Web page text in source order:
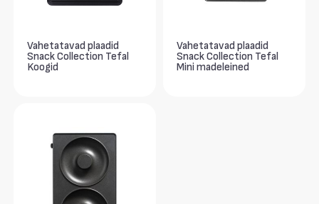
Vahetatavad plaadid
Snack Collection Tefal
Koogid
Vahetatavad plaadid
Snack Collection Tefal
Mini madeleined